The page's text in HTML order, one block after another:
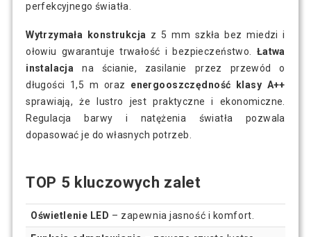
perfekcyjnego światła.
Wytrzymała konstrukcja z 5 mm szkła bez miedzi i
ołowiu gwarantuje trwałość i bezpieczeństwo. Łatwa
instalacja na ścianie, zasilanie przez przewód o
długości 1,5 m oraz energooszczędność klasy A++
sprawiają, że lustro jest praktyczne i ekonomiczne.
Regulacja barwy i natężenia światła pozwala
dopasować je do własnych potrzeb.
TOP 5 kluczowych zalet
Oświetlenie LED – zapewnia jasność i komfort.